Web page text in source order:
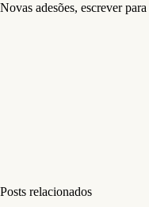
Novas adesões, escrever para
Posts relacionados